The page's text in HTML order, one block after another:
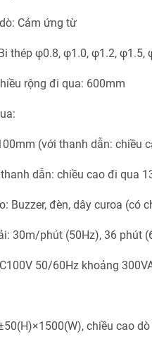
Cảm ứng từ
thép φ0.8, φ1.0, φ1.2, φ1.5,
rộng đi qua: 600mm
(với thanh dẫn: chiều
dẫn: chiều cao đi qua
Buzzer, đèn, dây curoa (có
30m/phút (50Hz), 36 phút
50/60Hz khoảng
chiều cao